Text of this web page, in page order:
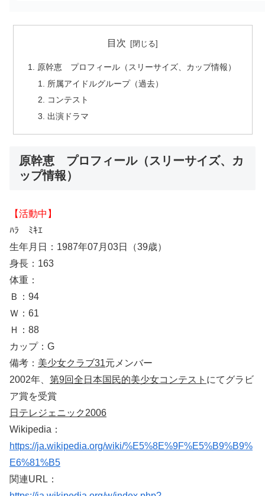
目次
原幹恵 プロフィール（スリーサイズ、カップ情報）
所属アイドルグループ（過去）
コンテスト
出演ドラマ
原幹恵 プロフィール（スリーサイズ、カ
ップ情報）
【活動中】
ﾊﾗ ﾐｷｴ
生年月日：1987年07月03日（39歳）
身長：163
体重：
Ｂ：94
Ｗ：61
Ｈ：88
カップ：G
備考： 美少女クラブ31元メンバー
2002年、 第9回全日本国民的美少女コンテスト にてグラビ
ア賞を受賞
日テレジェニック2006
Wikipedia：
https://ja.wikipedia.org/wiki/%E5%8E%9F%E5%B9%B9%
E6%81%B5
関連URL：